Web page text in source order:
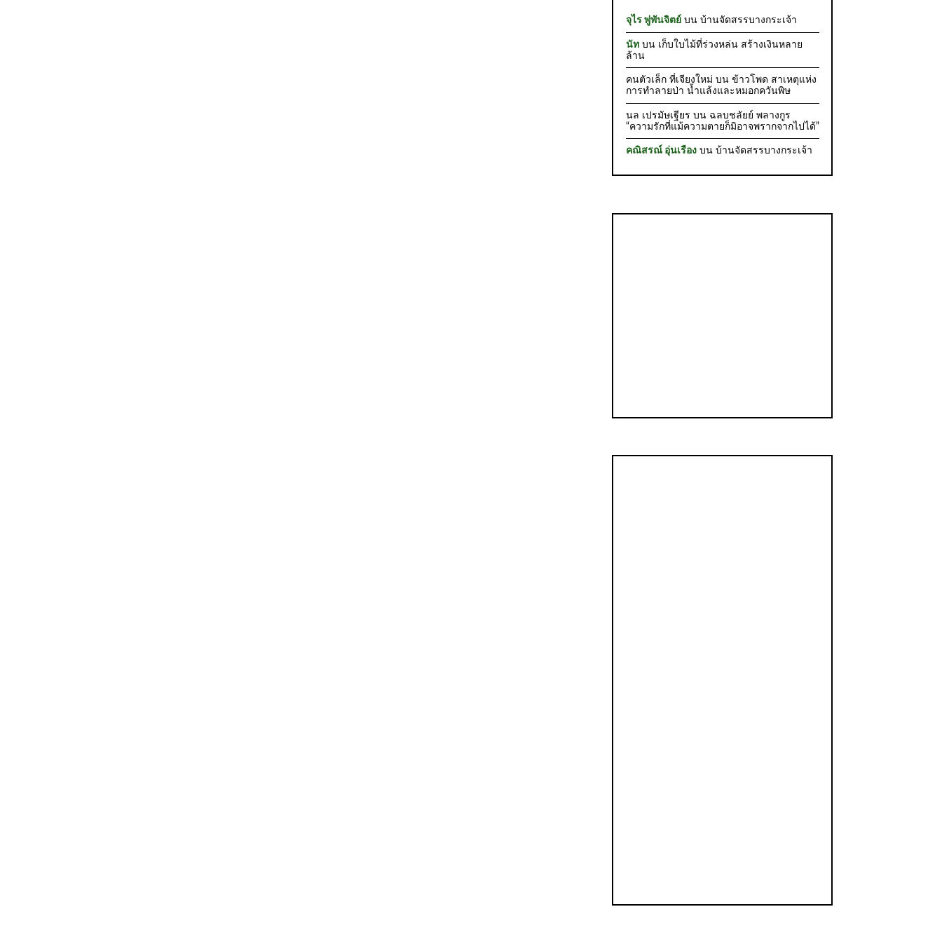
จุไร พู่พันจิตย์บน บ้านจัดสรรบางกระเจ้า
นัทบน เก็บใบไม้ที่ร่วงหล่น สร้างเงินหลาย
ล้าน
คนตัวเล็ก ที่เจียงใหม่ บน ข้าวโพด สาเหตุแห่ง
การทำลายป่า น้ำแล้งและหมอกควันพิษ
นล เปรมัษเฐียร บน ฉลบชลัยย์ พลางกูร
“ความรักที่แม้ความตายก็มิอาจพรากจากไปได้”
คณิสรณ์ อุ่นเรืองบน บ้านจัดสรรบางกระเจ้า